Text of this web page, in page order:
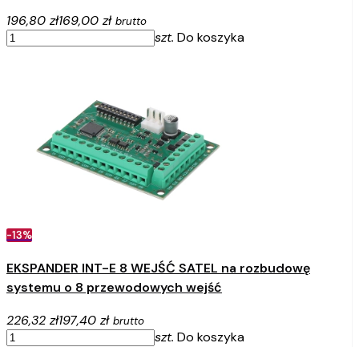
196,80 zł169,00 zł brutto
szt. Do koszyka
-13%
EKSPANDER INT-E 8 WEJŚĆ SATEL na rozbudowę
systemu o 8 przewodowych wejść
226,32 zł197,40 zł brutto
szt. Do koszyka